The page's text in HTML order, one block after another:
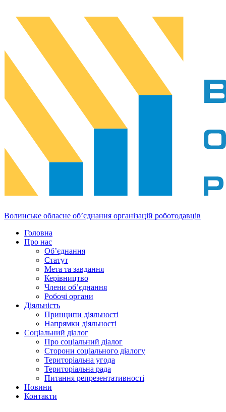
Волинське обласне об’єднання організацій роботодавців
Головна
Про нас
Об’єднання
Статут
Мета та завдання
Керівництво
Члени об’єднання
Робочі органи
Діяльність
Принципи діяльності
Напрямки діяльності
Соціальний діалог
Про соціальний діалог
Сторони соціального діалогу
Територіальна угода
Територіальна рада
Питання репрезентативності
Новини
Контакти